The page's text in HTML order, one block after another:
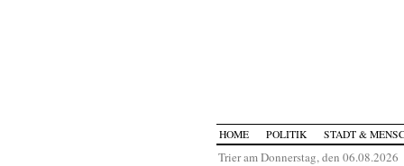
HOME POLITIK STADT &
Trier am Donnerstag, den 06.08.2026